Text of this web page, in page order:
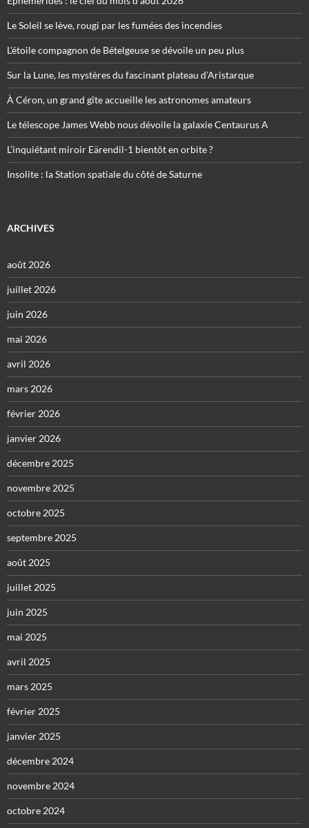
Le Soleil se lève, rougi par les fumées des incendies
L’étoile compagnon de Bételgeuse se dévoile un peu plus
Sur la Lune, les mystères du fascinant plateau d’Aristarque
À Céron, un grand gîte accueille les astronomes amateurs
Le télescope James Webb nous dévoile la galaxie Centaurus A
L’inquiétant miroir Eärendil-1 bientôt en orbite ?
Insolite : la Station spatiale du côté de Saturne
ARCHIVES
août 2026
juillet 2026
juin 2026
mai 2026
avril 2026
mars 2026
février 2026
janvier 2026
décembre 2025
novembre 2025
octobre 2025
septembre 2025
août 2025
juillet 2025
juin 2025
mai 2025
avril 2025
mars 2025
février 2025
janvier 2025
décembre 2024
novembre 2024
octobre 2024